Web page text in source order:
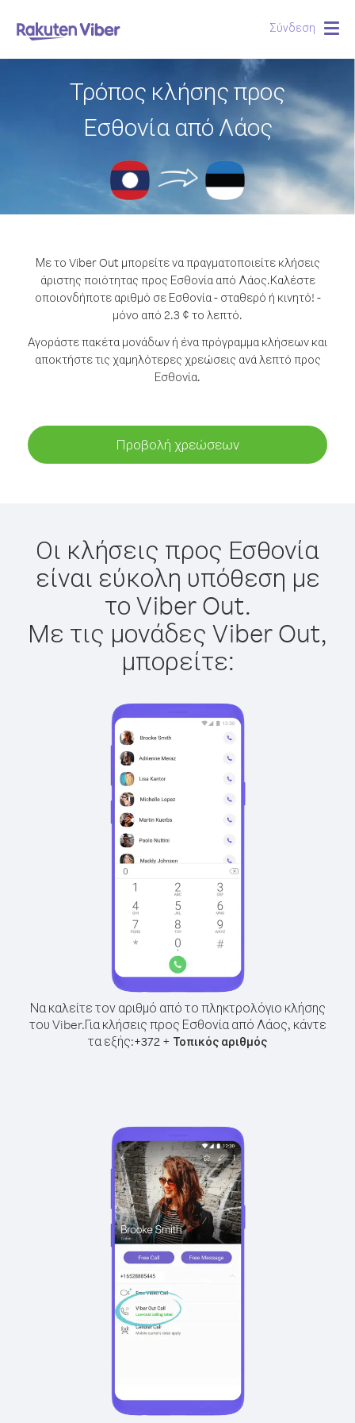
Σύνδεση
Τρόπος κλήσης προς
Εσθονία από Λάος
Με το Viber Out μπορείτε να πραγματοποιείτε κλήσεις
άριστης ποιότητας προς Εσθονία από Λάος.Καλέστε
οποιονδήποτε αριθμό σε Εσθονία - σταθερό ή κινητό! -
μόνο από 2.3 ¢ το λεπτό.
Αγοράστε πακέτα μονάδων ή ένα πρόγραμμα κλήσεων και
αποκτήστε τις χαμηλότερες χρεώσεις ανά λεπτό προς
Εσθονία.
Προβολή χρεώσεων
Οι κλήσεις προς Εσθονία
είναι εύκολη υπόθεση με
το Viber Out.
Με τις μονάδες Viber Out,
μπορείτε:
Να καλείτε τον αριθμό από το πληκτρολόγιο κλήσης
του Viber.Για κλήσεις προς Εσθονία από Λάος, κάντε
τα εξής:+372 + Τοπικός αριθμός